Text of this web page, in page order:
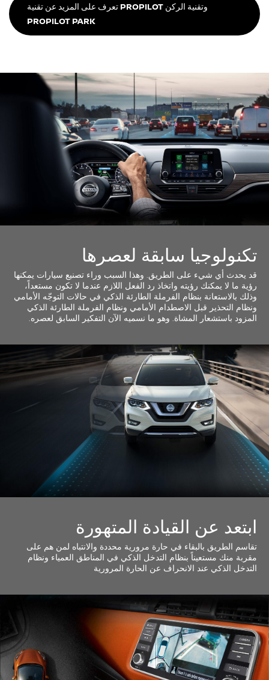
تعرف على المزيد عن تقنية PROPILOT وتقنية الركن
PROPILOT PARK
تكنولوجيا سابقة لعصرها
قد يحدث أي شيء على الطريق. وهذا السبب وراء تصنيع سيارات يمكنها
رؤية ما لا يمكنك رؤيته واتخاذ رد الفعل اللازم عندما لا تكون مستعداً،
وذلك بالاستعانة بنظام الفرملة الطارئة الذكي في حالات التوجّه الأمامي
ونظام التحذير قبل الاصطدام الأمامي ونظام الفرملة الطارئة الذكي
المزود باستشعار المشاة. وهو ما نسميه الآن التفكير السابق لعصره.
ابتعد عن القيادة المتهورة
تقاسم الطريق بالبقاء في حارة مرورية محددة والانتباه لمن هم على
مقربة منك مستعيناً بنظام التدخل الذكي في المناطق العمياء ونظام
التدخل الذكي عند الانحراف عن الحارة المرورية